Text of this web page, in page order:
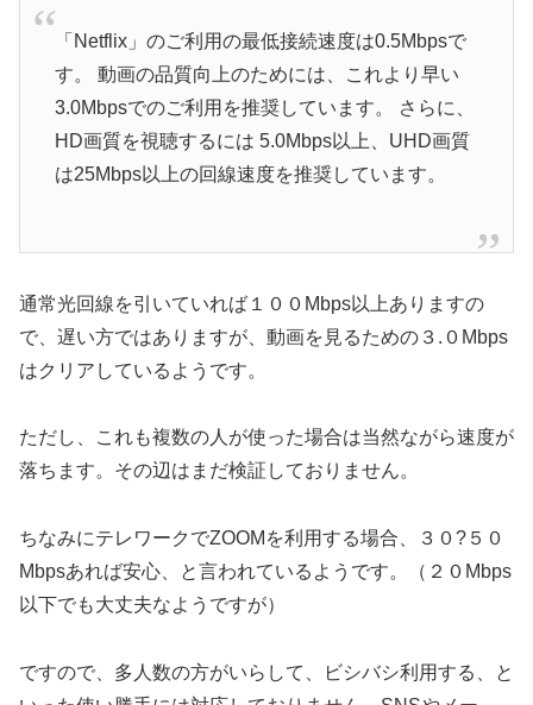
「Netflix」のご利用の最低接続速度は0.5Mbpsで
す。 動画の品質向上のためには、これより早い
3.0Mbpsでのご利用を推奨しています。 さらに、
HD画質を視聴するには 5.0Mbps以上、UHD画質
は25Mbps以上の回線速度を推奨しています。
通常光回線を引いていれば１００Mbps以上ありますの
で、遅い方ではありますが、動画を見るための３.０Mbps
はクリアしているようです。
ただし、これも複数の人が使った場合は当然ながら速度が
落ちます。その辺はまだ検証しておりません。
ちなみにテレワークでZOOMを利用する場合、３０?５０
Mbpsあれば安心、と言われているようです。（２０Mbps
以下でも大丈夫なようですが）
ですので、多人数の方がいらして、ビシバシ利用する、と